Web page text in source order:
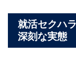
就活セクハ
深刻な実態